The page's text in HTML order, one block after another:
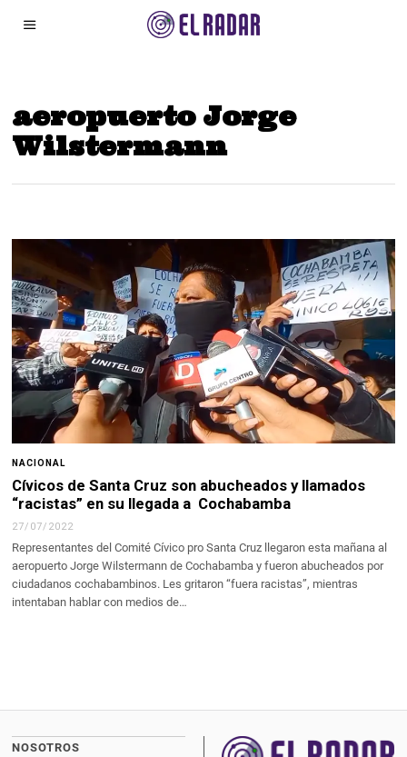
aeropuerto Jorge
Wilstermann
NACIONAL
Cívicos de Santa Cruz son abucheados y llamados
“racistas” en su llegada a Cochabamba
27/07/2022
Representantes del Comité Cívico pro Santa Cruz llegaron esta mañana al
aeropuerto Jorge Wilstermann de Cochabamba y fueron abucheados por
ciudadanos cochabambinos. Les gritaron “fuera racistas”, mientras
intentaban hablar con medios de…
NOSOTROS